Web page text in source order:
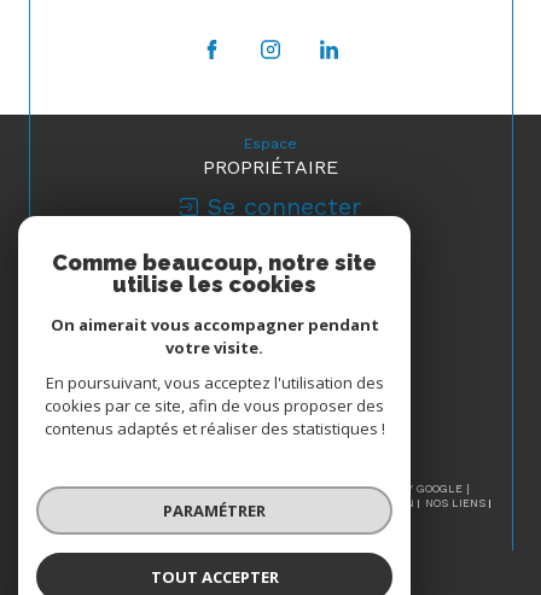
Espace
PROPRIÉTAIRE
Se connecter
Nous
ADHÉRONS
© 2026 | TOUS DROITS RÉSERVÉS | TRADUCTION POWERED BY GOOGLE |
PLAN DU SITE ADMIN
NOS LIENS
POLITIQUE RGPD
Comme beaucoup, notre site
utilise les cookies
On aimerait vous accompagner pendant
votre visite.
En poursuivant, vous acceptez l'utilisation des
cookies par ce site, afin de vous proposer des
contenus adaptés et réaliser des statistiques !
PARAMÉTRER
TOUT ACCEPTER